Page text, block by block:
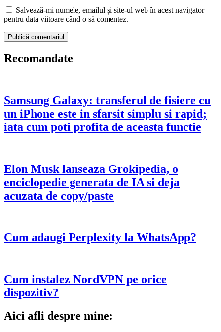
Salvează-mi numele, emailul și site-ul web în acest navigator
pentru data viitoare când o să comentez.
Recomandate
Samsung Galaxy: transferul de fisiere cu
un iPhone este in sfarsit simplu si rapid;
iata cum poti profita de aceasta functie
Elon Musk lanseaza Grokipedia, o
enciclopedie generata de IA si deja
acuzata de copy/paste
Cum adaugi Perplexity la WhatsApp?
Cum instalez NordVPN pe orice
dispozitiv?
Aici afli despre mine: